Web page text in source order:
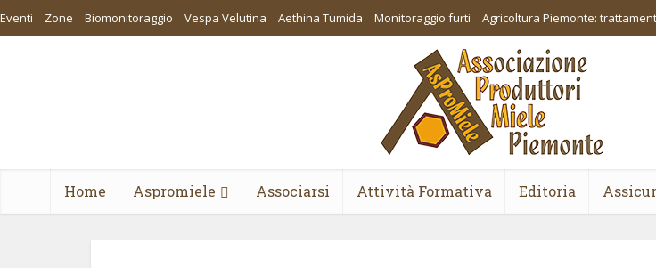
Eventi Zone Biomonitoraggio Vespa Velutina Aethina Tumida Monitoraggio furti Agricoltura Piemonte:
Home Aspromiele Associarsi Attività Formativa Editoria